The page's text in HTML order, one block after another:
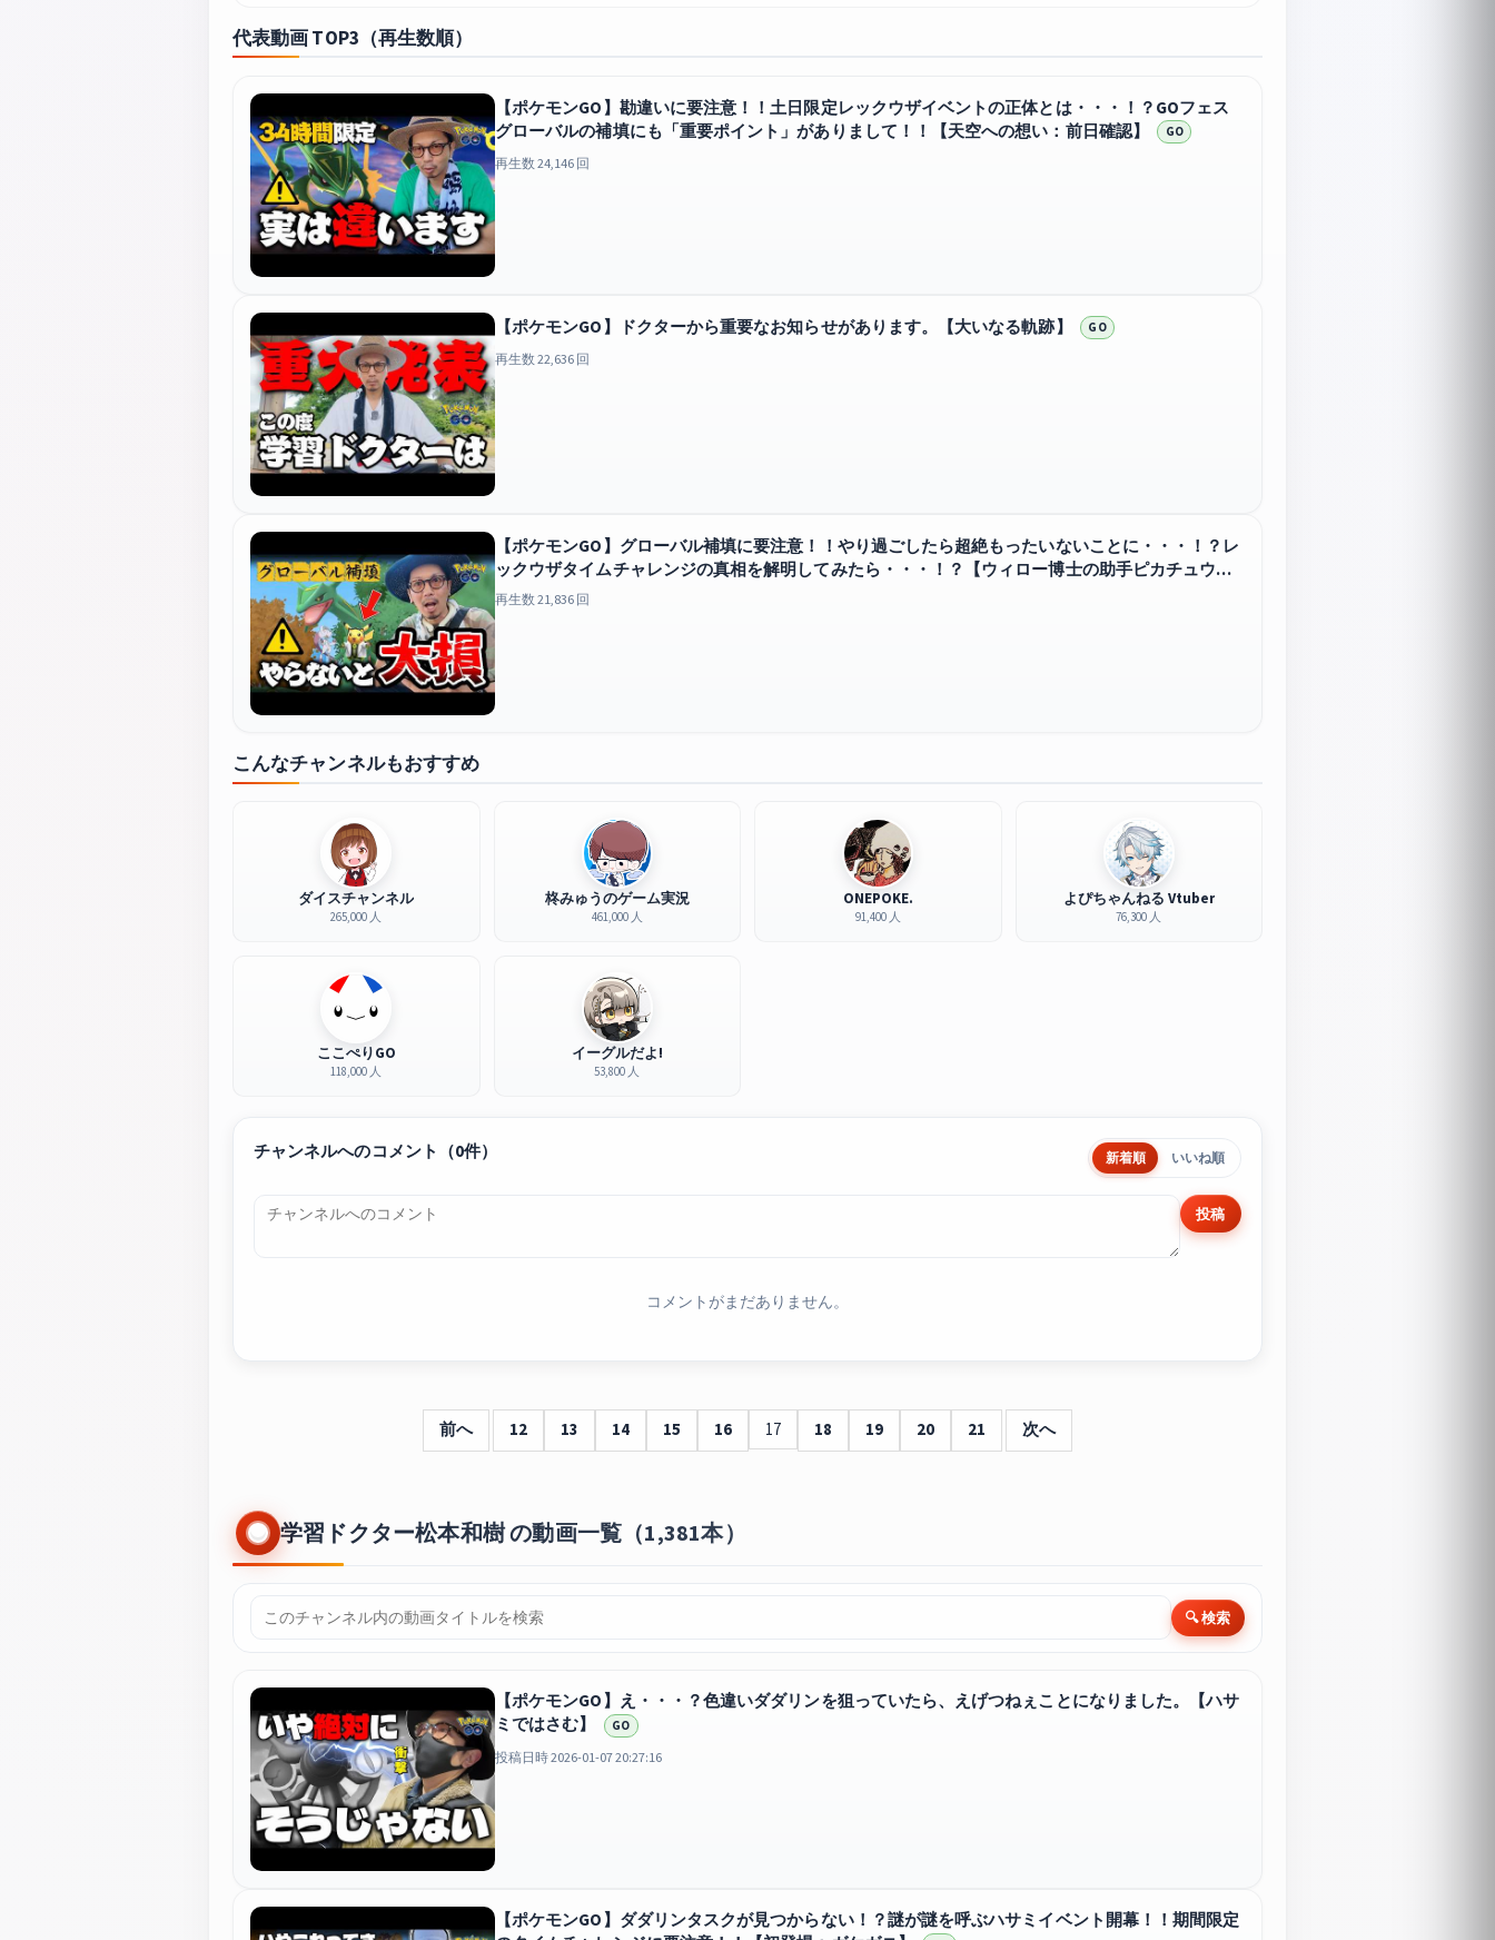
代表動画 TOP3（再生数順）
【ポケモンGO】勘違いに要注意！！土日限定レックウザイベントの正体とは・・・！？GOフェス
グローバルの補填にも「重要ポイント」がありまして！！【天空への想い：前日確認】
GO
再生数 24,146 回
【ポケモンGO】ドクターから重要なお知らせがあります。【大いなる軌跡】 GO
再生数 22,636 回
【ポケモンGO】グローバル補填に要注意！！やり過ごしたら超絶もったいないことに・・・！？レ
ックウザタイムチャレンジの真相を解明してみたら・・・！？【ウィロー博士の助手ピカチュウ】
GO
再生数 21,836 回
こんなチャンネルもおすすめ
ダイスチャンネル
265,000 人
柊みゅうのゲーム実況
461,000 人
ONEPOKE.
91,400 人
よぴちゃんねる Vtuber
76,300 人
ここぺりGO
118,000 人
イーグルだよ!
53,800 人
チャンネルへのコメント（0件） 新着順 いいね順
投稿
コメントがまだありません。
前へ 12 13 14 15 16 17 18 19 20 21 次へ
学習ドクター松本和樹 の動画一覧（1,381本）
🔍 検索
【ポケモンGO】え・・・？色違いダダリンを狙っていたら、えげつねぇことになりました。【ハサ
ミではさむ】
GO
投稿日時 2026-01-07 20:27:16
【ポケモンGO】ダダリンタスクが見つからない！？謎が謎を呼ぶハサミイベント開幕！！期間限定